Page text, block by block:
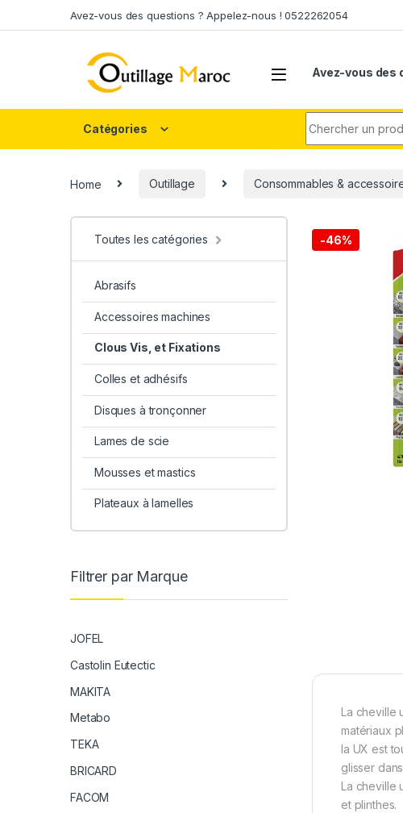
Avez-vous des questions ? Appelez-nous ! 0522262054
Avez-vous des
Catégories
Home Outillage Consommables &
-46%
La cheville
matériaux
la UX est
glisser
La cheville
et plinthes.
Toutes les catégories
Abrasifs
Accessoires machines
Clous Vis, et Fixations
Colles et adhésifs
Disques à tronçonner
Lames de scie
Mousses et mastics
Plateaux à lamelles
Filtrer par Marque
JOFEL
Castolin Eutectic
MAKITA
Metabo
TEKA
BRICARD
FACOM